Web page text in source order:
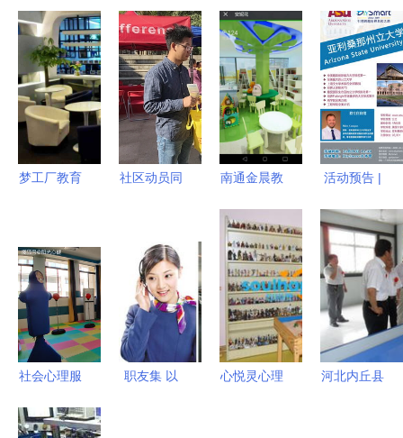
梦工厂教育
之光
社区动员同
开展艾滋病
日系列宣传
教育咨询活
动
南通金晨教
业教育服务
的领航者
活动预告 |
学 × 广州市
旌睿教育咨
询服务联合
举办
社会心理服
询室设备产
职友集 以
心悦灵心理
河北内丘县